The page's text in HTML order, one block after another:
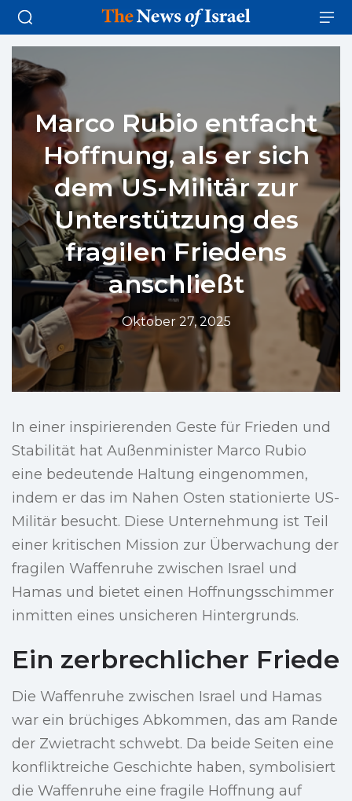
Marco Rubio entfacht
Hoffnung, als er sich
dem US-Militär zur
Unterstützung des
fragilen Friedens
anschließt
Oktober 27, 2025
In einer inspirierenden Geste für Frieden und
Stabilität hat Außenminister Marco Rubio
eine bedeutende Haltung eingenommen,
indem er das im Nahen Osten stationierte US-
Militär besucht. Diese Unternehmung ist Teil
einer kritischen Mission zur Überwachung der
fragilen Waffenruhe zwischen Israel und
Hamas und bietet einen Hoffnungsschimmer
inmitten eines unsicheren Hintergrunds.
Ein zerbrechlicher Friede
Die Waffenruhe zwischen Israel und Hamas
war ein brüchiges Abkommen, das am Rande
der Zwietracht schwebt. Da beide Seiten eine
konfliktreiche Geschichte haben, symbolisiert
die Waffenruhe eine fragile Hoffnung auf